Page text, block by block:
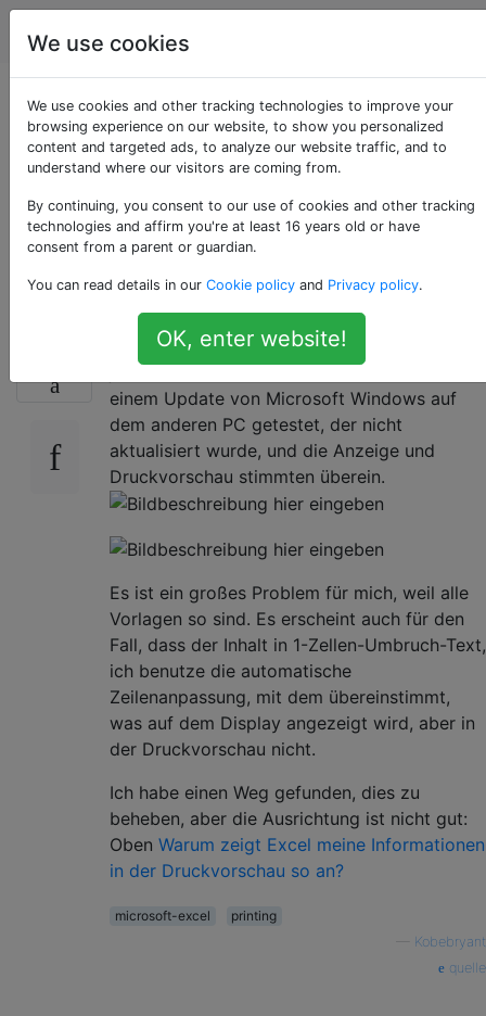
Computerbenutzer
Die Anzeige auf Excel
stimmt nicht mit der
Seitenansicht
überein
In Zeile 18, nur 6 Zeilen, in der Druckvorschau
jedoch 7 Zeilen. Diesen Fall habe ich nach
einem Update von Microsoft Windows auf
dem anderen PC getestet, der nicht
aktualisiert wurde, und die Anzeige und
Druckvorschau stimmten überein.
Es ist ein großes Problem für mich, weil alle
Vorlagen so sind. Es erscheint auch für den
Fall, dass der Inhalt in 1-Zellen-Umbruch-Text,
ich benutze die automatische
Zeilenanpassung, mit dem übereinstimmt,
was auf dem Display angezeigt wird, aber in
der Druckvorschau nicht.
Ich habe einen Weg gefunden, dies zu
beheben, aber die Ausrichtung ist nicht gut:
Oben Warum zeigt Excel meine Informationen
in der Druckvorschau so an?
microsoft-excel
printing
Kobebryant
quelle
We use cookies
We use cookies and other tracking technologies to improve your
browsing experience on our website, to show you personalized
content and targeted ads, to analyze our website traffic, and to
understand where our visitors are coming from.
By continuing, you consent to our use of cookies and other tracking
technologies and affirm you're at least 16 years old or have
consent from a parent or guardian.
You can read details in our Cookie policy and Privacy policy.
OK, enter website!